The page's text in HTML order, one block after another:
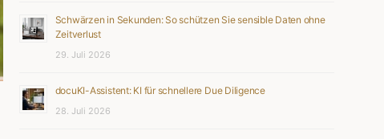
Schwärzen in Sekunden: So schützen Sie sensible Daten ohne
Zeitverlust
29. Juli 2026
docuKI-Assistent: KI für schnellere Due Diligence
28. Juli 2026